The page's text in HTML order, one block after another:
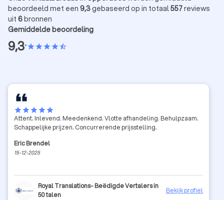
beoordeeld met een 9,3gebaseerd op in totaal557reviews
uit 6bronnen
Gemiddelde beoordeling
9,3•starstarstarstarstar_half
starstarstarstarstar
Attent. Inlevend. Meedenkend. Vlotte afhandeling. Behulpzaam.
Schappelijke prijzen. Concurrerende prijsstelling.
Eric Brendel
15-12-2025
Royal Translations- Beëdigde Vertalers in
50 talen
Bekijk profiel